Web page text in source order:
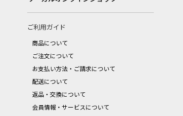
ご利用ガイド
商品について
ご注文について
お支払い方法・ご請求について
配送について
返品・交換について
会員情報・サービスについて